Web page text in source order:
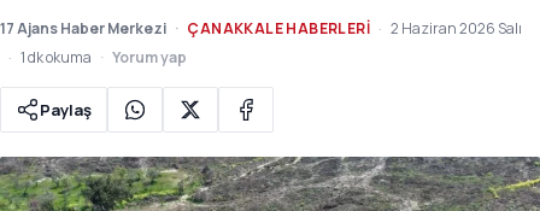
17 Ajans Haber Merkezi ÇANAKKALE HABERLERI
2 Haziran 2026 Salı
1 dk okuma
Yorum yap
Paylaş